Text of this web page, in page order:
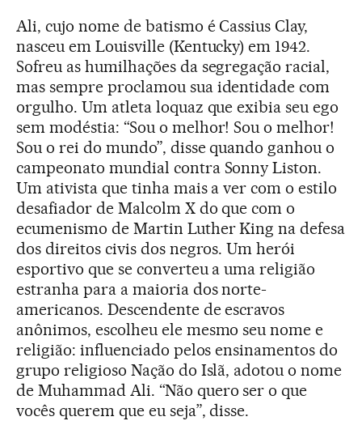
Ali, cujo nome de batismo é Cassius Clay,
nasceu em Louisville (Kentucky) em 1942.
Sofreu as humilhações da segregação racial,
mas sempre proclamou sua identidade com
orgulho. Um atleta loquaz que exibia seu ego
sem modéstia: “Sou o melhor! Sou o melhor!
Sou o rei do mundo”, disse quando ganhou o
campeonato mundial contra Sonny Liston.
Um ativista que tinha mais a ver com o estilo
desafiador de Malcolm X do que com o
ecumenismo de Martin Luther King na defesa
dos direitos civis dos negros. Um herói
esportivo que se converteu a uma religião
estranha para a maioria dos norte-
americanos. Descendente de escravos
anônimos, escolheu ele mesmo seu nome e
religião: influenciado pelos ensinamentos do
grupo religioso Nação do Islã, adotou o nome
de Muhammad Ali. “Não quero ser o que
vocês querem que eu seja”, disse.